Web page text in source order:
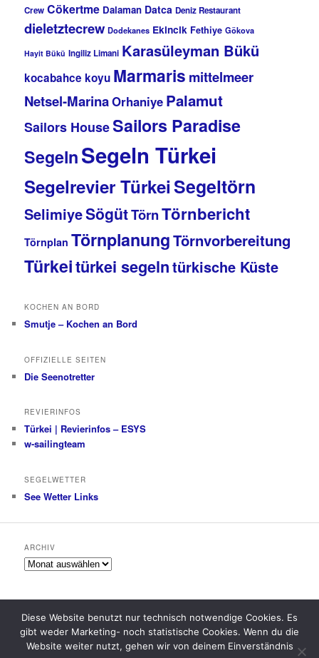
Crew Cökertme Dalaman Datca Deniz Restaurant
dieletztecrew Dodekanes Ekincik Fethiye Gökova
Hayit Bükü Ingiliz Limani Karasüleyman Bükü
kocabahce koyu Marmaris mittelmeer
Netsel-MarinaOrhaniye Palamut
Sailors HouseSailors Paradise
SegelnSegeln Türkei
Segelrevier TürkeiSegeltörn
SelimiyeSögütTörnTörnbericht
Törnplan TörnplanungTörnvorbereitung
Türkeitürkei segelntürkische Küste
KOCHEN AN BORD
Smutje – Kochen an Bord
OFFIZIELLE SEITEN
Die Seenotretter
REVIERINFOS
Türkei | Revierinfos – ESYS
w-sailingteam
SEGELWETTER
See Wetter Links
ARCHIV
Archiv
Datenschutzerklärung Stolz präsentiert von WordPress
Diese Website benutzt nur technisch notwendige Cookies. Es
gibt weder Marketing- noch statistische Cookies. Wenn du die
Website weiter nutzt, gehen wir von deinem Einverständnis